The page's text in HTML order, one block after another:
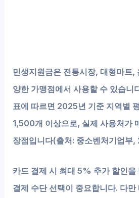
민생지원금은 전통시장, 대형마트,
양한 가맹점에서 사용할 수 있습니
표에 따르면 2025년 기준 지역별
1,500개 이상으로, 실제 사용처가
장점입니다(출처: 중소벤처기업부
카드 결제 시 최대 5% 추가 할인을
결제 수단 선택이 중요합니다. 다